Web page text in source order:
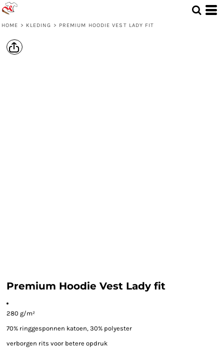
HOME > KLEDING > PREMIUM HOODIE VEST LADY FIT
Premium Hoodie Vest Lady fit
280 g/m²
70% ringgesponnen katoen, 30% polyester
verborgen rits voor betere opdruk